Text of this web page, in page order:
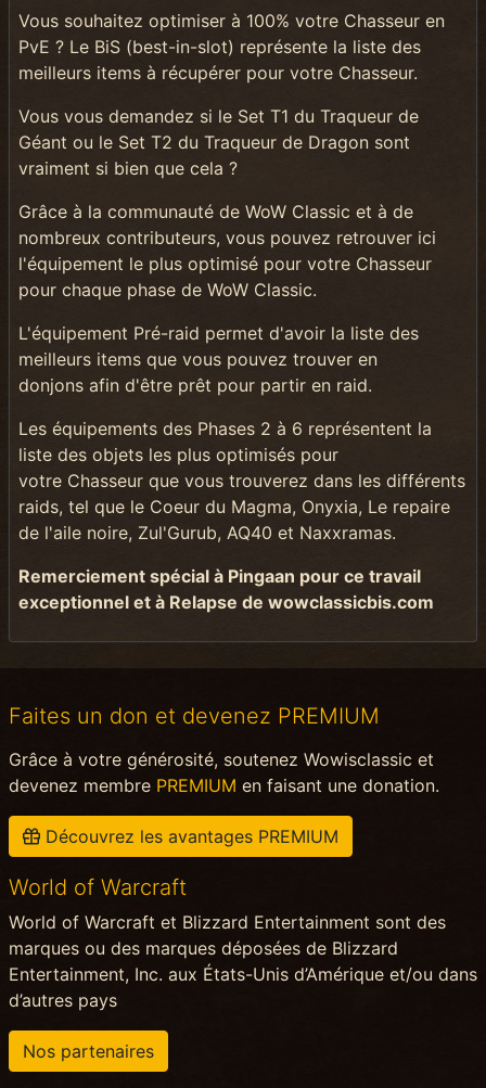
Vous souhaitez optimiser à 100% votre Chasseur en
PvE ? Le BiS (best-in-slot) représente la liste des
meilleurs items à récupérer pour votre Chasseur.
Vous vous demandez si le Set T1 du Traqueur de
Géant ou le Set T2 du Traqueur de Dragon sont
vraiment si bien que cela ?
Grâce à la communauté de WoW Classic et à de
nombreux contributeurs, vous pouvez retrouver ici
l'équipement le plus optimisé pour votre Chasseur
pour chaque phase de WoW Classic.
L'équipement Pré-raid permet d'avoir la liste des
meilleurs items que vous pouvez trouver en
donjons afin d'être prêt pour partir en raid.
Les équipements des Phases 2 à 6 représentent la
liste des objets les plus optimisés pour
votre Chasseur que vous trouverez dans les différents
raids, tel que le Coeur du Magma, Onyxia, Le repaire
de l'aile noire, Zul'Gurub, AQ40 et Naxxramas.
Remerciement spécial à Pingaan pour ce travail
exceptionnel et à Relapse de wowclassicbis.com
Faites un don et devenez PREMIUM
Grâce à votre générosité, soutenez Wowisclassic et
devenez membre PREMIUM en faisant une donation.
Découvrez les avantages PREMIUM
World of Warcraft
World of Warcraft et Blizzard Entertainment sont des
marques ou des marques déposées de Blizzard
Entertainment, Inc. aux États-Unis d’Amérique et/ou dans
d’autres pays
Nos partenaires